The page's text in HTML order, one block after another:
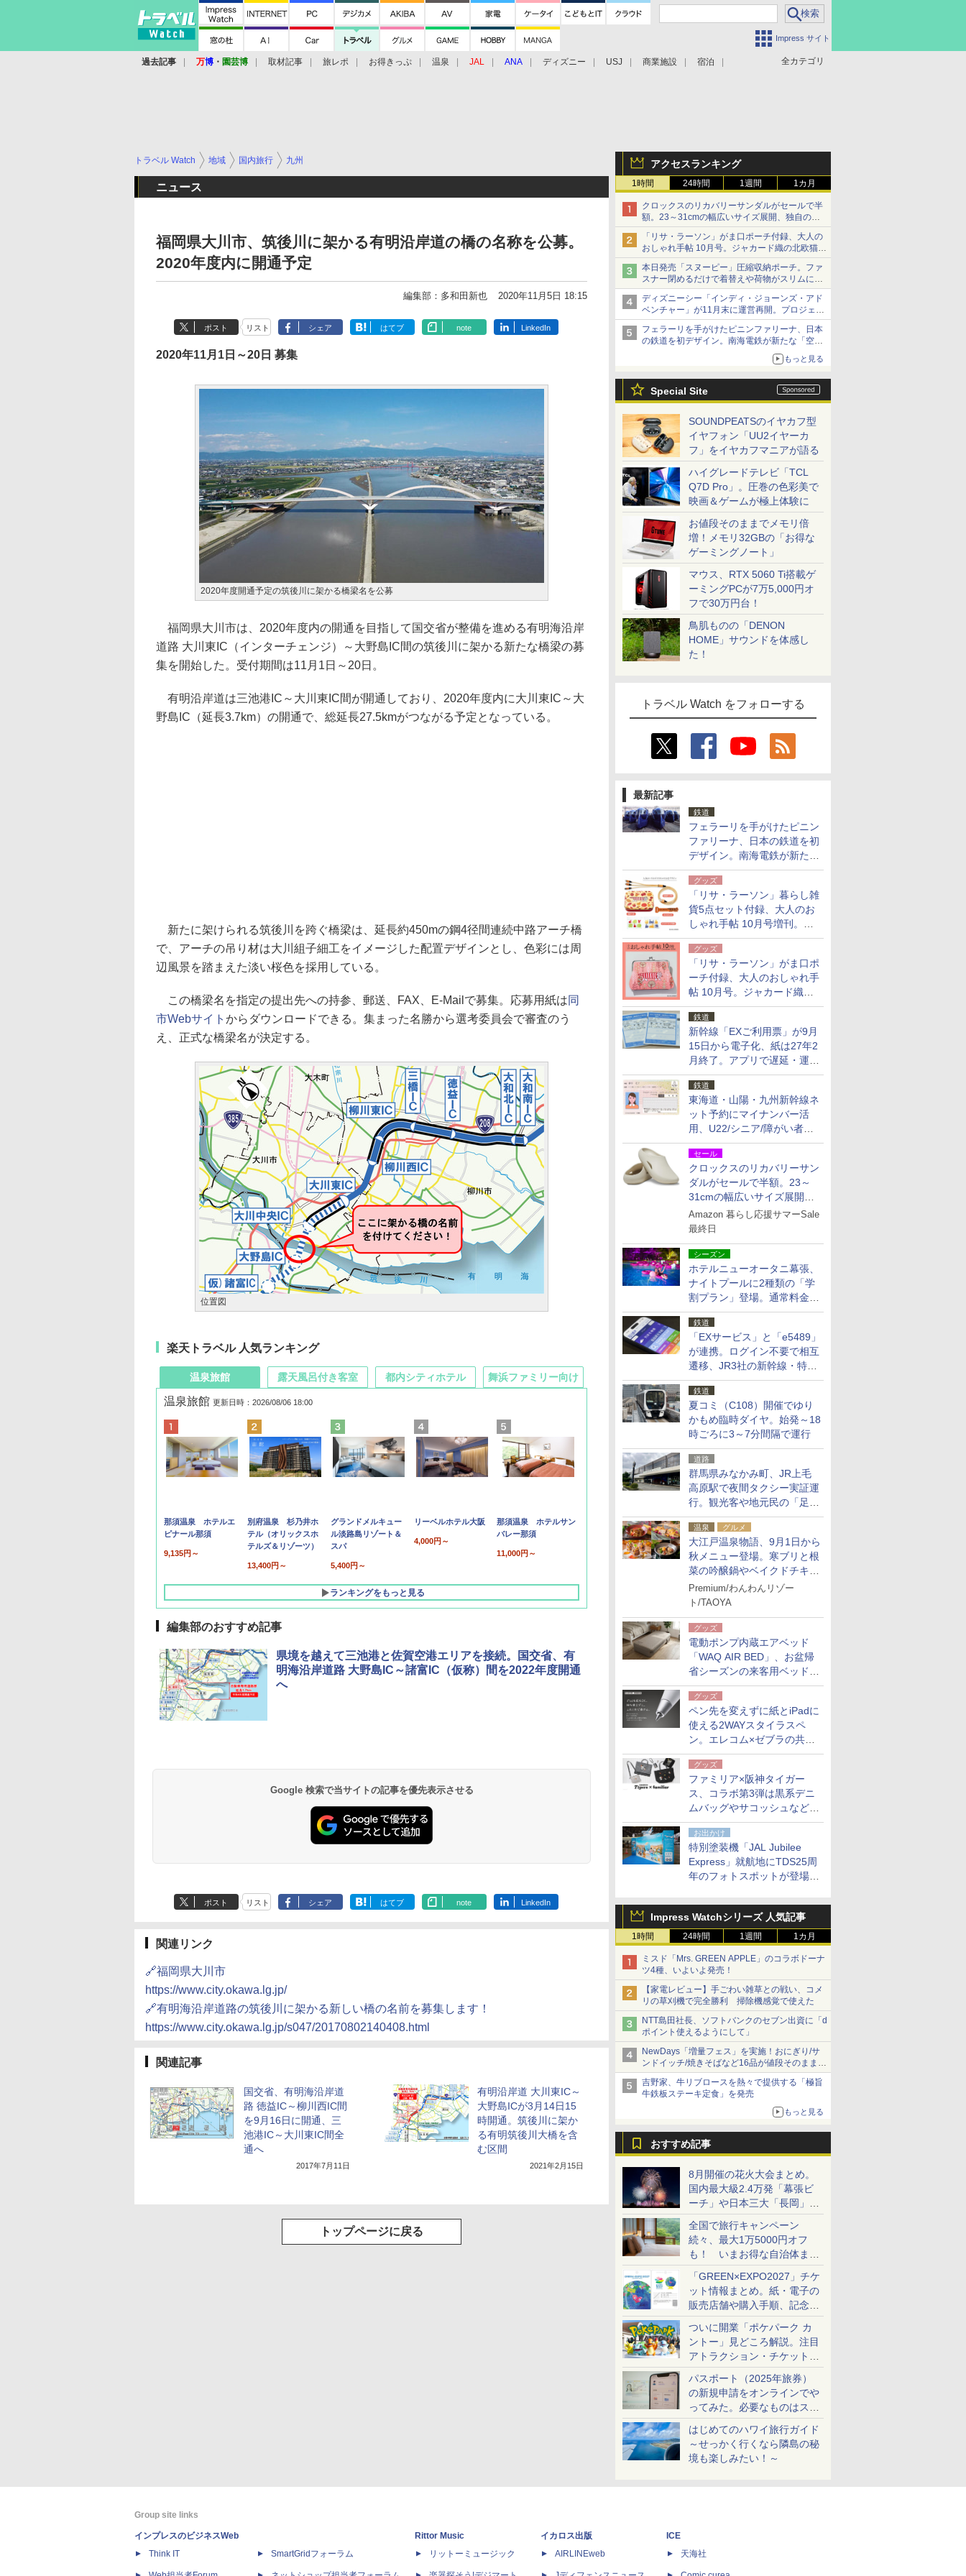
Impress サイト
全カテゴリ
過去記事 万博 ・ 園芸博 取材記事 旅レポ お得きっぷ 温泉 JAL ANA ディズニー USJ 商業施設 宿泊
アクセスランキング
1時間 24時間 1週間 1カ月
クロックスのリカバリーサンダルがセールで半
額。23～31cmの幅広いサイズ展開、独自のク
ッション素材を採用
「リサ・ラーソン」がま口ポーチ付録、大人の
おしゃれ手帖 10月号。ジャカード織の北欧猫デ
ザイン
本日発売「スヌーピー」圧縮収納ポーチ。ファ
スナー閉めるだけで着替えや荷物がスリムにま
とまる
ディズニーシー「インディ・ジョーンズ・アド
ベンチャー」が11月末に運営再開。プロジェク
ションマッピングを追加、DPAは1500円
フェラーリを手がけたピニンファリーナ、日本
の鉄道を初デザイン。南海電鉄が新たな「空港
もっと見る
Special Site
SOUNDPEATSのイヤカフ型
イヤフォン「UU2イヤーカ
フ」をイヤカフマニアが語る
ハイグレードテレビ「TCL
Q7D Pro」。圧巻の色彩美で
映画＆ゲームが極上体験に
お値段そのままでメモリ倍
増！メモリ32GBの「お得な
ゲーミングノート」
マウス、RTX 5060 Ti搭載ゲ
ーミングPCが7万5,000円オ
フで30万円台！
鳥肌ものの「DENON
HOME」サウンドを体感し
た！
トラベル Watch をフォローする
最新記事
鉄道
フェラーリを手がけたピニン
ファリーナ、日本の鉄道を初
デザイン。南海電鉄が新たな
「空港特急」をなにわ筋線へ
導入
グッズ
「リサ・ラーソン」暮らし雑
貨5点セット付録、大人のお
しゃれ手帖 10月号増刊。
USBケーブルや缶ケースなど
グッズ
「リサ・ラーソン」がま口ポ
ーチ付録、大人のおしゃれ手
帖 10月号。ジャカード織の
北欧猫デザイン
鉄道
新幹線「EXご利用票」が9月
15日から電子化、紙は27年2
月終了。アプリで遅延・運休
も確認可能に
鉄道
東海道・山陽・九州新幹線ネ
ット予約にマイナンバー活
用、U22/シニア/障がい者割
を9月15日から発売
セール
クロックスのリカバリーサン
ダルがセールで半額。23～
31cmの幅広いサイズ展開、
独自のクッション素材を採用
Amazon 暮らし応援サマーSale
最終日
シーズン
ホテルニューオータニ幕張、
ナイトプールに2種類の「学
割プラン」登場。通常料金の
およそ半額でお得に夜活
鉄道
「EXサービス」と「e5489」
が連携。ログイン不要で相互
遷移、JR3社の新幹線・特急
予約をアプリで一括確認
鉄道
夏コミ（C108）開催でゆり
かもめ臨時ダイヤ。始発～18
時ごろに3～7分間隔で運行
道路
群馬県みなかみ町、JR上毛
高原駅で夜間タクシー実証運
行。観光客や地元民の「足が
ない」課題解消へ、木金土に
2台体制
温泉 グルメ
大江戸温泉物語、9月1日から
秋メニュー登場。寒ブリと根
菜の吟醸鍋やベイクドチキ
ン、ショコラ＆栗スイーツも
食べ放題に
Premium/わんわんリゾー
ト/TAOYA
グッズ
電動ポンプ内蔵エアベッド
「WAQ AIR BED」、お盆帰
省シーズンの来客用ベッドに
も。使用後は収納バッグでコ
ンパクトに保管
グッズ
ペン先を変えずに紙とiPadに
使える2WAYスタイラスペ
ン。エレコム×ゼブラの共同
開発
グッズ
ファミリア×阪神タイガー
ス、コラボ第3弾は黒系デニ
ムバッグやサコッシュなど6
点。8月21日オンラインスト
アで発売
お出かけ
特別塗装機「JAL Jubilee
Express」就航地にTDS25周
年のフォトスポットが登場。
Impress Watchシリーズ 人気記事
1時間 24時間 1週間 1カ月
ミスド「Mrs. GREEN APPLE」のコラボドーナ
ツ4種、いよいよ発売！
【家電レビュー】手ごわい雑草との戦い、コメ
リの草刈機で完全勝利 掃除機感覚で使えた
NTT島田社長、ソフトバンクのセブン出資に「d
ポイント使えるようにして」
NewDays「増量フェス」を実施！おにぎり/サ
ンドイッチ/焼きそばなど16品が値段そのままで
ボリュームアップ
吉野家、牛リブロースを熱々で提供する「極旨
牛鉄板ステーキ定食」を発売
もっと見る
おすすめ記事
8月開催の花火大会まとめ。
国内最大級2.4万発「幕張ビ
ーチ」や日本三大「長岡」な
ど大型イベント目白押し！
全国で旅行キャンペーン
続々、最大1万5000円オフ
も！ いまお得な自治体まと
め
「GREEN×EXPO2027」チケ
ット情報まとめ。紙・電子の
販売店舗や購入手順、記念チ
ケットも解説
ついに開業「ポケパーク カ
ントー」見どころ解説。注目
アトラクション・チケット手
配・来場前に必要な準備は？
パスポート（2025年旅券）
の新規申請をオンラインでや
ってみた。必要なものはスマ
ホとマイナカードのみ
はじめてのハワイ旅行ガイド
～せっかく行くなら隣島の秘
境も楽しみたい！～
トラベル Watch 地域 国内旅行 九州
ニュース
福岡県大川市、筑後川に架かる有明沿岸道の橋の名称を公募。
2020年度内に開通予定
編集部：多和田新也 2020年11月5日 18:15
ポスト リスト シェア はてブ note LinkedIn
2020年11月1日～20日 募集
2020年度開通予定の筑後川に架かる橋梁名を公募
福岡県大川市は、2020年度内の開通を目指して国交省が整備を進める有明海沿岸
道路 大川東IC（インターチェンジ）～大野島IC間の筑後川に架かる新たな橋梁の募
集を開始した。受付期間は11月1日～20日。
有明沿岸道は三池港IC～大川東IC間が開通しており、2020年度内に大川東IC～大
野島IC（延長3.7km）の開通で、総延長27.5kmがつながる予定となっている。
新たに架けられる筑後川を跨ぐ橋梁は、延長約450mの鋼4径間連続中路アーチ橋
で、アーチの吊り材は大川組子細工をイメージした配置デザインとし、色彩には周
辺風景を踏まえた淡い桜色を採用している。
この橋梁名を指定の提出先への持参、郵送、FAX、E-Mailで募集。応募用紙は同
市Webサイト からダウンロードできる。集まった名勝から選考委員会で審査のう
え、正式な橋梁名が決定する。
位置図
楽天トラベル 人気ランキング
温泉旅館
温泉旅館 更新日時：2026/08/06 18:00
那須温泉 ホテルエ
ピナール那須
9,135円～
別府温泉 杉乃井ホ
テル（オリックスホ
テルズ＆リゾーツ）
13,400円～
グランドメルキュー
ル淡路島リゾート＆
スパ
5,400円～
リーベルホテル大阪
4,000円～
那須温泉 ホテルサン
バレー那須
11,000円～
ランキングをもっと見る
露天風呂付き客室
10,450円～
19,541円～
都内シティホテル 舞浜ファミリー向け
7,950円～
5,758円～
編集部のおすすめ記事
県境を越えて三池港と佐賀空港エリアを接続。国交省、有
明海沿岸道路 大野島IC～諸富IC（仮称）間を2022年度開通
へ
Google 検索で当サイトの記事を優先表示させる
ポスト リスト シェア はてブ note LinkedIn
関連リンク
🔗福岡県大川市
https://www.city.okawa.lg.jp/
🔗有明海沿岸道路の筑後川に架かる新しい橋の名前を募集します！
https://www.city.okawa.lg.jp/s047/20170802140408.html
関連記事
国交省、有明海沿岸道
路 徳益IC～柳川西IC間
を9月16日に開通、三
池港IC～大川東IC間全
通へ
2017年7月11日
有明沿岸道 大川東IC～
大野島ICが3月14日15
時開通。筑後川に架か
る有明筑後川大橋を含
む区間
2021年2月15日
トップページに戻る
Group site links
インプレスのビジネスWeb
Think IT
SmartGridフォーラム
Rittor Music
リットーミュージック
イカロス出版
AIRLINEweb
ICE
天海社